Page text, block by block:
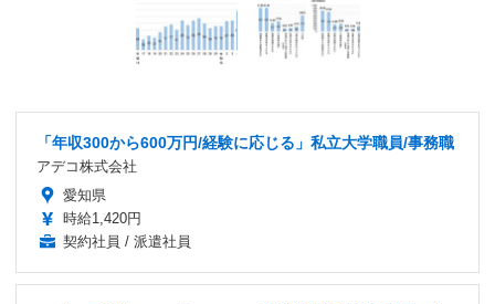
「年収300から600万円/経験に応じる」私立大学職員/事務職
アデコ株式会社
愛知県
時給1,420円
契約社員 / 派遣社員